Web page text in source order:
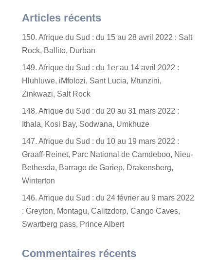
Articles récents
150. Afrique du Sud : du 15 au 28 avril 2022 : Salt
Rock, Ballito, Durban
149. Afrique du Sud : du 1er au 14 avril 2022 :
Hluhluwe, iMfolozi, Sant Lucia, Mtunzini,
Zinkwazi, Salt Rock
148. Afrique du Sud : du 20 au 31 mars 2022 :
Ithala, Kosi Bay, Sodwana, Umkhuze
147. Afrique du Sud : du 10 au 19 mars 2022 :
Graaff-Reinet, Parc National de Camdeboo, Nieu-
Bethesda, Barrage de Gariep, Drakensberg,
Winterton
146. Afrique du Sud : du 24 février au 9 mars 2022
: Greyton, Montagu, Calitzdorp, Cango Caves,
Swartberg pass, Prince Albert
Commentaires récents